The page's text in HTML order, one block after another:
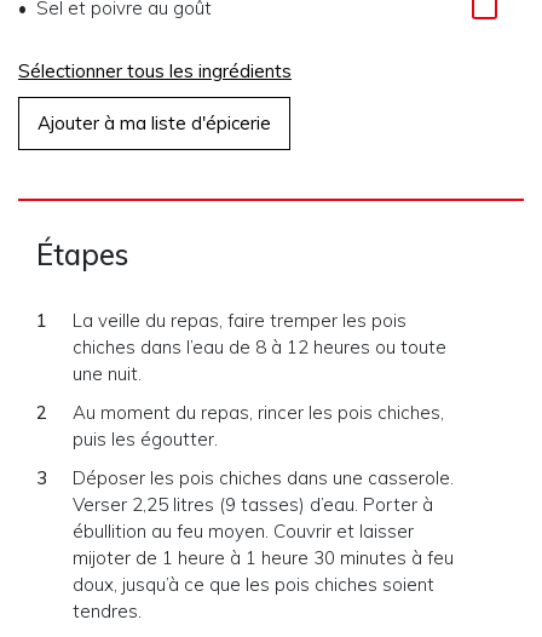
Sel et poivre au goût
Sélectionner tous les ingrédients
Ajouter à ma liste d'épicerie
Étapes
La veille du repas, faire tremper les pois
chiches dans l’eau de 8 à 12 heures ou toute
une nuit.
Au moment du repas, rincer les pois chiches,
puis les égoutter.
Déposer les pois chiches dans une casserole.
Verser 2,25 litres (9 tasses) d’eau. Porter à
ébullition au feu moyen. Couvrir et laisser
mijoter de 1 heure à 1 heure 30 minutes à feu
doux, jusqu’à ce que les pois chiches soient
tendres.